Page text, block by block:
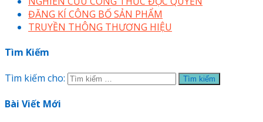
ĐĂNG KÍ CÔNG BỐ SẢN PHẨM
TRUYỀN THÔNG THƯƠNG HIỆU
Tìm Kiếm
Tìm kiếm cho:
Bài Viết Mới